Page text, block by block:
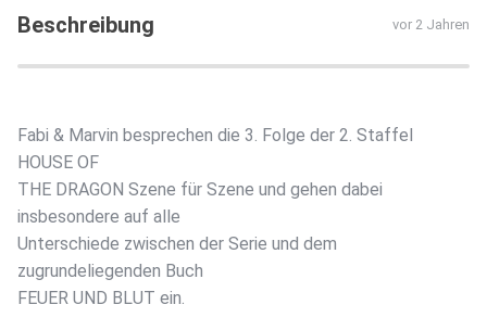
Beschreibung vor 2 Jahren
Fabi & Marvin besprechen die 3. Folge der 2. Staffel
HOUSE OF
THE DRAGON Szene für Szene und gehen dabei
insbesondere auf alle
Unterschiede zwischen der Serie und dem
zugrundeliegenden Buch
FEUER UND BLUT ein.